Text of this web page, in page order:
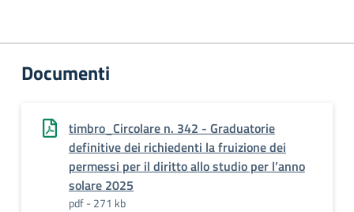
Documenti
timbro_Circolare n. 342 - Graduatorie
definitive dei richiedenti la fruizione dei
permessi per il diritto allo studio per l’anno
solare 2025
pdf - 271 kb